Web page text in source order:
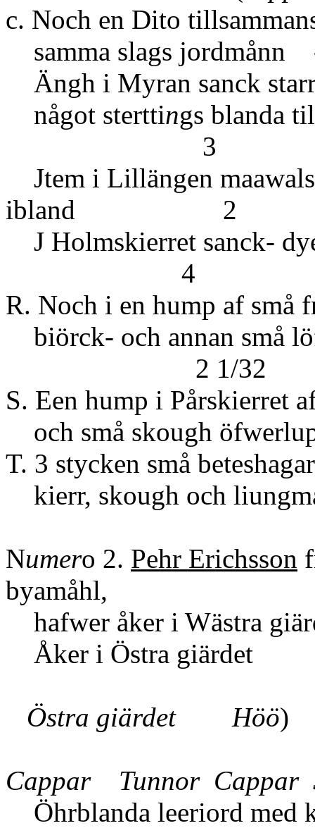
c. Noch en Dito
samma slags jordmånn
Ängh i Myran sanck
något sterttings
3
Jtem i Lillängen
ibland 2
J Holmskierret sanck-
4
R. Noch i en hump af små
biörck- och
2 1/32
S. Een hump i Pårskierret
och små skough
T. 3 stycken små
kierr, skough och
Numero 2. Pehr Erichsson
byamåhl,
hafwer åker i Wästra
Åker i Östra giärdet
Östra giärdet Höö)
Cappar Tunnor Cappar
Öhrblanda leeriord